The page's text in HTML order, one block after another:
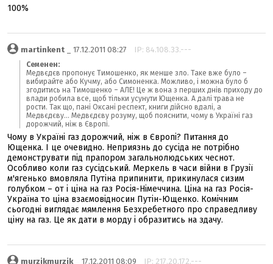
100%
martinkent _ 17.12.2011 08:27 IP: 84.108.33.---
Семенен:
Медвєдєв пропонує Тимошенко, як менше зло. Таке вже було –
вибирайте або Кучму, або Симоненка. Можливо, і можна було б
згодитись на Тимошенко – АЛЕ! Це ж вона з перших днів приходу до
влади робила все, щоб тільки усунути Ющенка. А далі трава не
рости. Так що, пані Оксані респект, книги дійсно вдалі, а
Медвєдєву... Медвєдєву розуму, щоб пояснити, чому в Україні газ
дорожчий, ніж в Європі.
Чому в Україні газ дорожчий, ніж в Європі? Питання до
Ющенка. І це очевидно. Неприязнь до сусіда не потрібно
демонструвати під прапором загальнолюдських чеснот.
Особливо коли газ сусідський. Меркель в часи війни в Грузії
м'ягенько вмовляла Путіна припинити, прикинулася сизим
голубком – от і ціна на газ Росія-Німеччина. Ціна на газ Росія-
Україна то ціна взаємовідносин Путін-Ющенко. Комічним
сьогодні виглядає мямлення Безхребетного про справедливу
ціну на газ. Це як дати в морду і образитись на здачу.
murzikmurzik_ 17.12.2011 08:09 IP: 217.20.172.---